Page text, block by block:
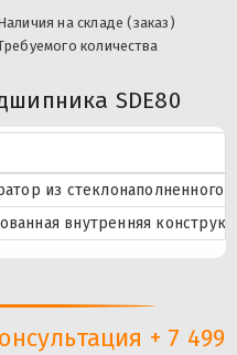
на складе (заказ)
количества
SDE80
из
внутренняя
+ 7 499